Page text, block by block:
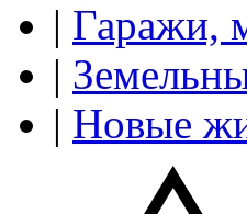
| Гаражи,
|
| Новые